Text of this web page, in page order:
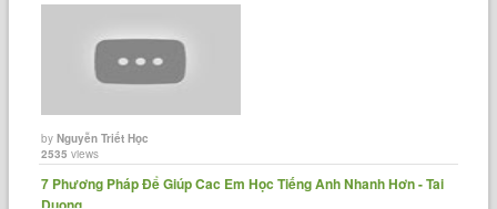
byNguyễn Triết Học
2535 views
7 Phương Pháp Để Giúp Cac Em Học Tiếng Anh Nhanh Hơn - Tai
Duong